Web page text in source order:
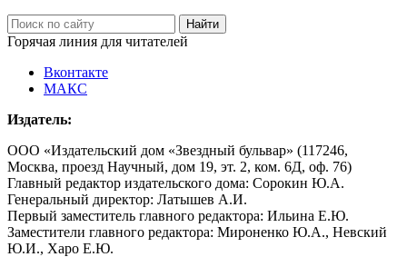
Горячая линия для читателей
Вконтакте
МАКС
Издатель:
ООО «Издательский дом «Звездный бульвар» (117246,
Москва, проезд Научный, дом 19, эт. 2, ком. 6Д, оф. 76)
Главный редактор издательского дома: Сорокин Ю.А.
Генеральный директор: Латышев А.И.
Первый заместитель главного редактора: Ильина Е.Ю.
Заместители главного редактора: Мироненко Ю.А., Невский
Ю.И., Харо Е.Ю.